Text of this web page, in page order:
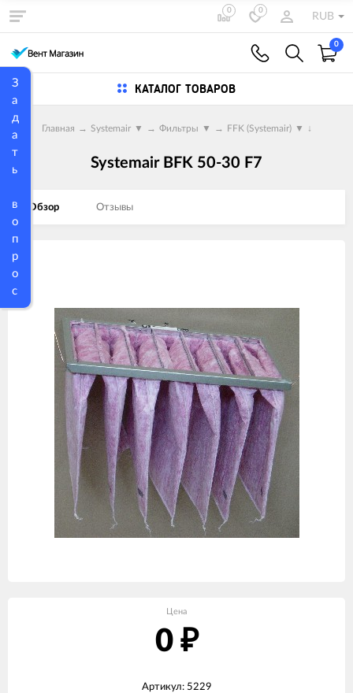
З
а
д
а
т
ь
в
о
п
р
о
с
0 0
RUB
0
КАТАЛОГ ТОВАРОВ
Главная → Systemair ▼ → Фильтры ▼ → FFK (Systemair) ▼ ↓
Systemair BFK 50-30 F7
Обзор Отзывы
Изображения
товаров
Цена
0 ₽
Артикул: 5229